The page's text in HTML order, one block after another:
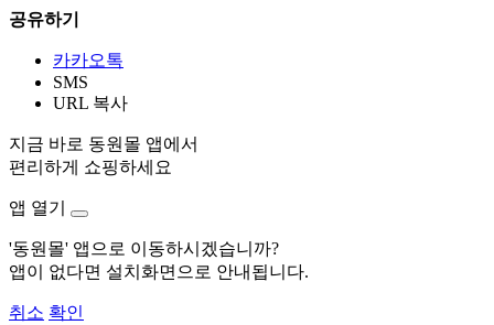
공유하기
카카오톡
SMS
URL 복사
지금 바로 동원몰 앱에서
편리하게 쇼핑하세요
앱 열기
'동원몰' 앱으로 이동하시겠습니까?
앱이 없다면 설치화면으로 안내됩니다.
취소 확인